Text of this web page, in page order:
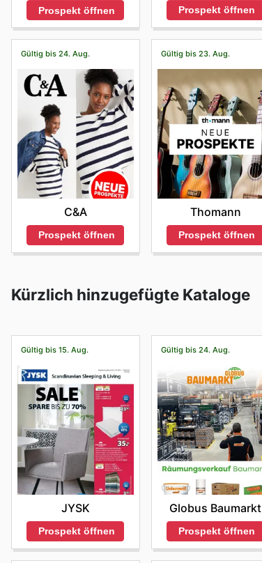
Prospekt öffnen Prospekt öffnen
Gültig bis 24. Aug.
C&A
Prospekt öffnen
Gültig bis 23. Aug.
Thomann
Prospekt öffnen
Kürzlich hinzugefügte Kataloge
Gültig bis 15. Aug.
JYSK
Prospekt öffnen
Gültig bis 24. Aug.
Globus Baumarkt
Prospekt öffnen